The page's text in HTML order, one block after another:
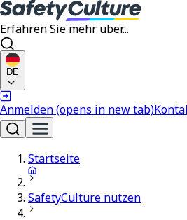
Erfahren Sie mehr über...
DE
Anmelden(opens in new tab)
Startseite
SafetyCulture nutzen